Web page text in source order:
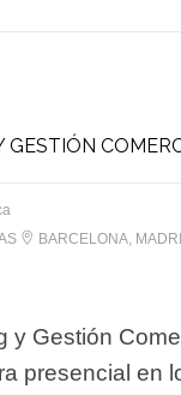
GESTIÓN
BARCELONA,
Gestión
presencial en